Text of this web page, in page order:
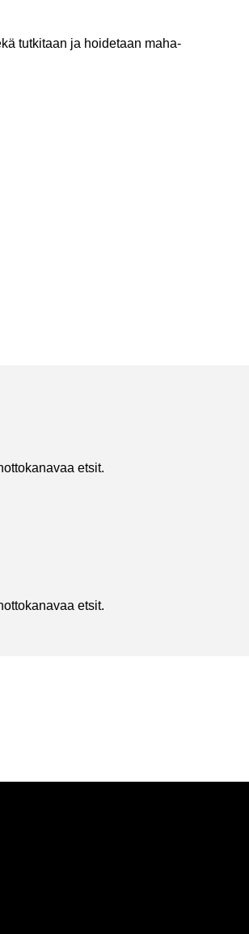
tut­ki­taan ja hoi­de­taan maha-​
etsit.
etsit.